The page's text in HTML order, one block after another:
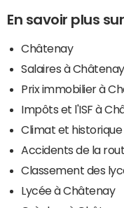
En savoir plus
Châtenay
Salaires à Châtenay
Prix immobilier à
Impôts et l'ISF à
Climat et
Accidents de la
Classement des
Lycée à Châtenay